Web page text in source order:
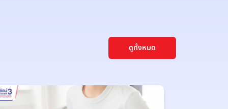
ดูทั้งหมด